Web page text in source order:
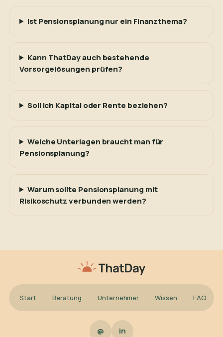
Ist Pensionsplanung nur ein Finanzthema?
Kann ThatDay auch bestehende
Vorsorgelösungen prüfen?
Soll ich Kapital oder Rente beziehen?
Welche Unterlagen braucht man für
Pensionsplanung?
Warum sollte Pensionsplanung mit
Risikoschutz verbunden werden?
Start Beratung Unternehmer Wissen FAQ
@ in